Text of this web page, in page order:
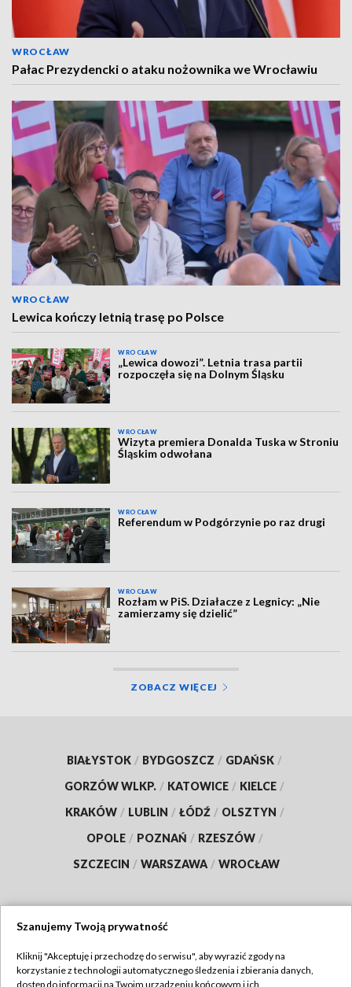
WROCŁAW
Pałac Prezydencki o ataku nożownika we Wrocławiu
WROCŁAW
Lewica kończy letnią trasę po Polsce
WROCŁAW
„Lewica dowozi”. Letnia trasa partii
rozpoczęła się na Dolnym Śląsku
WROCŁAW
Wizyta premiera Donalda Tuska w Stroniu
Śląskim odwołana
WROCŁAW
Referendum w Podgórzynie po raz drugi
WROCŁAW
Rozłam w PiS. Działacze z Legnicy: „Nie
zamierzamy się dzielić”
ZOBACZ WIĘCEJ
BIAŁYSTOK / BYDGOSZCZ / GDAŃSK /
GORZÓW WLKP. / KATOWICE / KIELCE /
KRAKÓW / LUBLIN / ŁÓDŹ / OLSZTYN /
OPOLE / POZNAŃ / RZESZÓW /
SZCZECIN / WARSZAWA / WROCŁAW
TVP
Szanujemy Twoją prywatność
Kliknij "Akceptuję i przechodzę do serwisu", aby wyrazić zgody na
korzystanie z technologii automatycznego śledzenia i zbierania danych,
dostęp do informacji na Twoim urządzeniu końcowym i ich